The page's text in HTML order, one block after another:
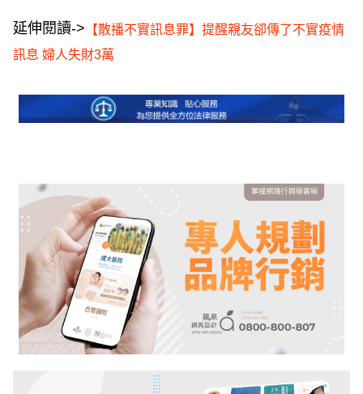
延伸閱讀-> 【散播不實訊息罪】提醒親友卻傳了不實疫情
訊息 婦人失財3萬